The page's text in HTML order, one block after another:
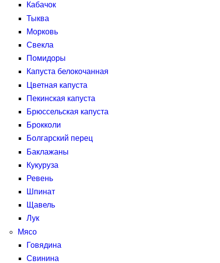
Кабачок
Тыква
Морковь
Свекла
Помидоры
Капуста белокочанная
Цветная капуста
Пекинская капуста
Брюссельская капуста
Брокколи
Болгарский перец
Баклажаны
Кукуруза
Ревень
Шпинат
Щавель
Лук
Мясо
Говядина
Свинина